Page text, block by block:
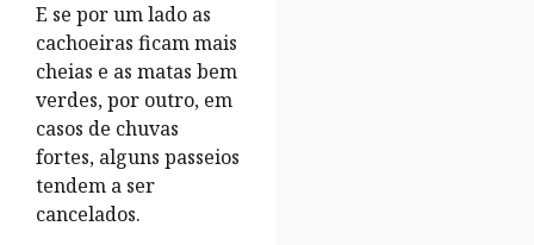
E se por um lado as
cachoeiras ficam mais
cheias e as matas bem
verdes, por outro, em
casos de chuvas
fortes, alguns passeios
tendem a ser
cancelados.